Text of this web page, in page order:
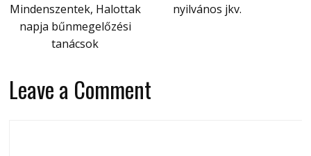
Mindenszentek, Halottak
napja bűnmegelőzési
tanácsok
nyilvános jkv.
Leave a Comment